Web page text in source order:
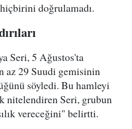
doğrulamadı.
Seri, 5 Ağustos'ta
az 29 Suudi gemisinin
söyledi. Bu hamleyi
nitelendiren Seri, grubun
vereceğini" belirtti.